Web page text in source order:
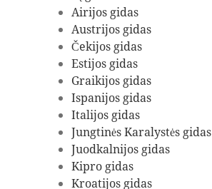
Airijos gidas
Austrijos gidas
Čekijos gidas
Estijos gidas
Graikijos gidas
Ispanijos gidas
Italijos gidas
Jungtinės Karalystės gidas
Juodkalnijos gidas
Kipro gidas
Kroatijos gidas